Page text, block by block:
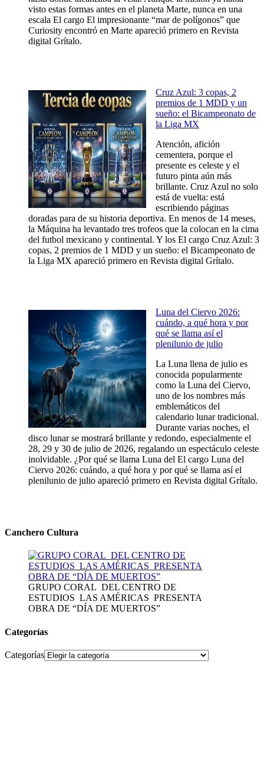
visto estas formas antes en el planeta Marte, nunca en una
escala El cargo El impresionante “mar de polígonos” que
Curiosity encontró en Marte apareció primero en Revista
digital Grítalo.
Cruz Azul: 3 copas, 2
premios de 1 MDD y un
sueño: el Bicampeonato de
la Liga MX
Atención, afición
cementera, porque el
presente es celeste y el
futuro pinta aún más
brillante. Cruz Azul no solo
está de vuelta: está
escribiendo páginas
doradas para de su historia deportiva. En menos de 14 meses,
la Máquina ha levantado tres trofeos que la colocan en la cima
del futbol mexicano y continental. Y los El cargo Cruz Azul: 3
copas, 2 premios de 1 MDD y un sueño: el Bicampeonato de
la Liga MX apareció primero en Revista digital Grítalo.
Luna del Ciervo 2026:
cuándo, a qué hora y por
qué se llama así el
plenilunio de julio
La Luna llena de julio es
conocida popularmente
como la Luna del Ciervo,
uno de los nombres más
emblemáticos del
calendario lunar tradicional.
Durante varias noches, el
disco lunar se mostrará brillante y redondo, especialmente el
28, 29 y 30 de julio de 2026, regalando un espectáculo celeste
inolvidable. ¿Por qué se llama Luna del El cargo Luna del
Ciervo 2026: cuándo, a qué hora y por qué se llama así el
plenilunio de julio apareció primero en Revista digital Grítalo.
Canchero Cultura
GRUPO CORAL DEL CENTRO DE
ESTUDIOS LAS AMÉRICAS PRESENTA
OBRA DE “DÍA DE MUERTOS”
Categorías
Categorías